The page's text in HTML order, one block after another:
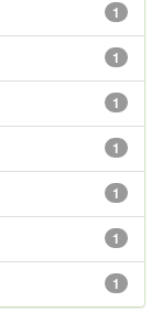
1
1
1
1
1
1
1